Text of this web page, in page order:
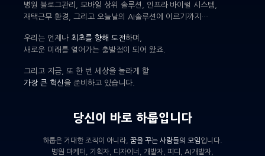
병원 블로그관리, 모바일 상위 솔루션, 인프라·바이럴 시스템,
재택근무 환경, 그리고 오늘날의 AI솔루션에 이르기까지…
우리는 언제나 최초를 향해 도전하며,
새로운 미래를 열어가는 출발점이 되어 왔죠.
그리고 지금, 또 한 번 세상을 놀라게 할
가장 큰 혁신을 준비하고 있습니다.
당신이 바로 하룹입니다
하룹은 거대한 조직이 아니라, 꿈을 꾸는 사람들의 모임입니다.
병원 마케터, 기획자, 디자이너, 개발자, 피디, AI개발자,